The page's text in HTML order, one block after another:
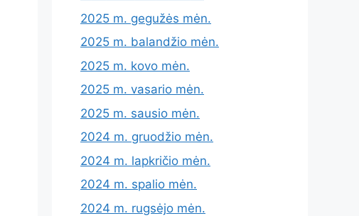
2025 m. gegužės mėn.
2025 m. balandžio mėn.
2025 m. kovo mėn.
2025 m. vasario mėn.
2025 m. sausio mėn.
2024 m. gruodžio mėn.
2024 m. lapkričio mėn.
2024 m. spalio mėn.
2024 m. rugsėjo mėn.